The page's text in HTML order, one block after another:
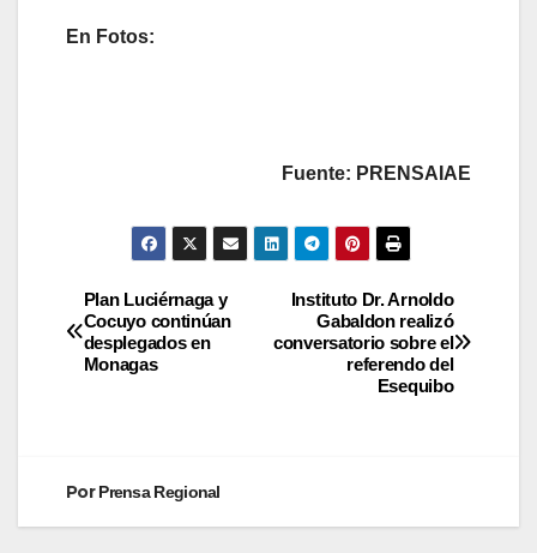
En Fotos:
Fuente: PRENSAIAE
Instituto Dr. Arnoldo
Gabaldon realizó
conversatorio sobre el
referendo del
Esequibo
Plan Luciérnaga y
Cocuyo continúan
desplegados en
Monagas
PorPrensa Regional